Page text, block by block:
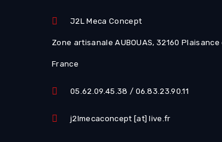
J2L Meca Concept
Zone artisanale AUBOUAS, 32160 Plaisance
France
05.62.09.45.38 / 06.83.23.90.11
j2lmecaconcept [at] live.fr